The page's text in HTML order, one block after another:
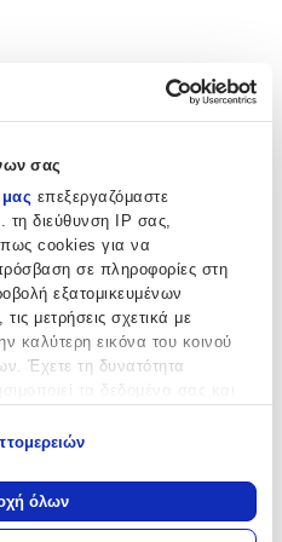
σας
επεξεργαζόμαστε
διεύθυνση IP σας,
cookies για να
σε πληροφορίες στη
εξατομικευμένων
μετρήσεις σχετικά με
καλύτερη εικόνα του κοινού
Έχετε τη δυνατότητα
σχετικά με τη γεωγραφική
να είναι ακριβείς σε
όλων